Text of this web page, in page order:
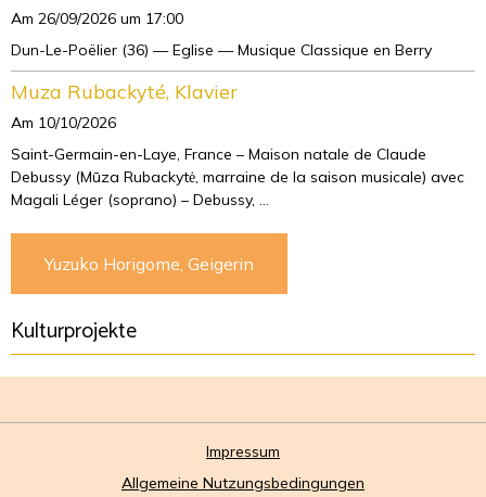
Am 26/09/2026 um 17:00
Dun-Le-Poëlier (36) — Eglise — Musique Classique en Berry
Muza Rubackyté, Klavier
Am 10/10/2026
Saint-Germain-en-Laye, France – Maison natale de Claude
Debussy (Mūza Rubackytė, marraine de la saison musicale) avec
Magali Léger (soprano) – Debussy, ...
Yuzuko Horigome, Geigerin
Kulturprojekte
Impressum
Allgemeine Nutzungsbedingungen